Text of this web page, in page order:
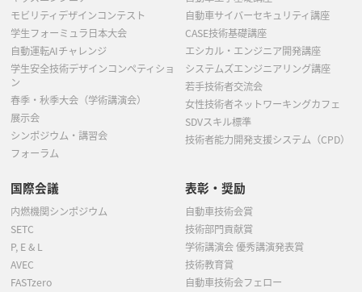
モビリティデザインコンテスト
学生フォーミュラ日本大会
自動運転AIチャレンジ
学生安全技術デザインコンペティショ
ン
春季・秋季大会（学術講演会）
展示会
シンポジウム・講習会
フォーラム
自動車サイバーセキュリティ講座
CASE技術基礎講座
エシカル・エンジニア開発講座
システムズエンジニアリング講座
若手技術者交流会
女性技術者ネットワーキングカフェ
SDVスキル標準
技術者能力開発支援システム（CPD）
国際会議
内燃機関シンポジウム
SETC
P, E & L
AVEC
FASTzero
表彰・奨励
自動車技術会賞
技術部門貢献賞
学術講演会 優秀講演発表賞
技術教育賞
自動車技術会フェロー